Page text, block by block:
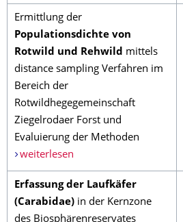
Ermittlung der
Populationsdichte von
Rotwild und Rehwild mittels
distance sampling Verfahren im
Bereich der
Rotwildhegegemeinschaft
Ziegelrodaer Forst und
Evaluierung der Methoden
weiterlesen
Erfassung der Laufkäfer
(Carabidae) in der Kernzone
des Biosphärenreservates